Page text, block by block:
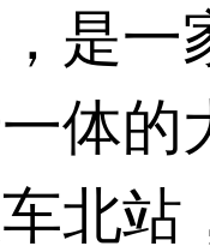
是一
体的
北站